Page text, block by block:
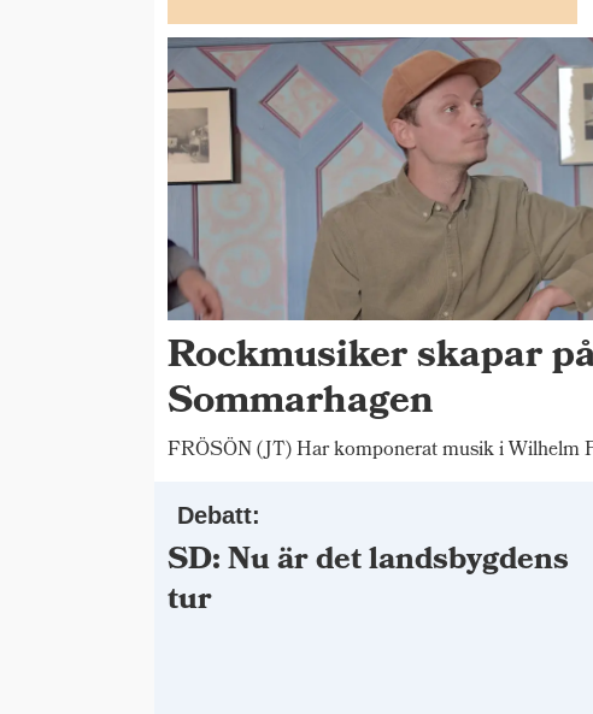
Rockmusiker skapar
Sommarhagen
FRÖSÖN (JT) Har komponerat musik i Wilhelm
Debatt:
SD: Nu är det landsbygdens
tur